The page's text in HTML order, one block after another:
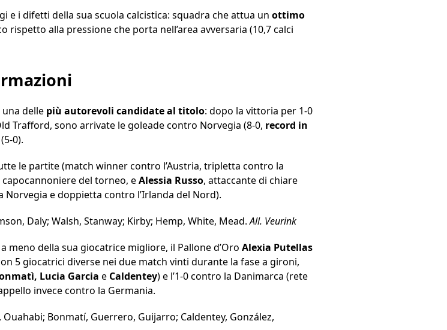
e i difetti della sua scuola calcistica: squadra che attua un ottimo
rispetto alla pressione che porta nell’area avversaria (10,7 calci
delle più autorevoli candidate al titolo: dopo la vittoria per 1-0
Trafford, sono arrivate le goleade contro Norvegia (8-0, record in
0).
le partite (match winner contro l’Austria, tripletta contro la
del torneo, eAlessia Russo, attaccante di chiare
e doppietta contro l’Irlanda del Nord).
Daly; Walsh, Stanway; Kirby; Hemp, White, Mead.All. Veurink
meno della sua giocatrice migliore, il Pallone d’Oro Alexia Putellas
5 giocatrici diverse nei due match vinti durante la fase a gironi,
Lucia Garcia e Caldentey) e l’1-0 contro la Danimarca (rete
invece contro la Germania.
Ouahabi; Bonmatí, Guerrero, Guijarro; Caldentey, González,